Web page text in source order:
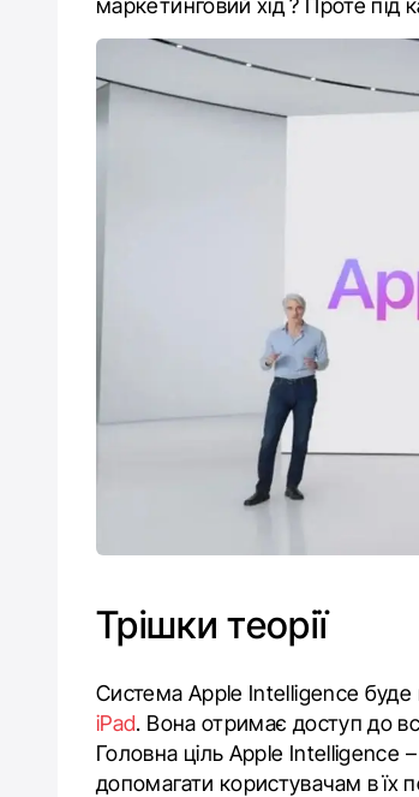
маркетинговий хід ? Проте під
Трішки теорії
Система Apple Intelligence
iPad. Вона отримає доступ до
Головна ціль Apple Intelligence
допомагати користувачам в їх